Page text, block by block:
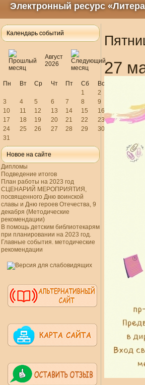
Электронный ресурс
Календарь событий
Август
2026
Пн Вт Ср Чт Пт Сб
Вс
1
2
3
4 5 6 7 8
9
10
11 12 13 14 15
16
17
18 19 20 21 22
23
24
25 26 27 28 29
30
31
Новое на сайте
Дипломы
Подведение итогов
План работы на 2023 год
СЦЕНАРИЙ МЕРОПРИЯТИЯ,
посвященного Дню воинской
славы и Дню героев Отечества, 9
декабря (Методические
рекомендации)
В помощь детским библиотекарям
при планировании на 2023 год.
Главные события. методические
рекомендации
27